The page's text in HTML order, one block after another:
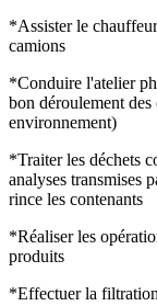
*Assister le
camions
*Conduire l'atelier
bon déroulement des
environnement)
*Traiter les déchets
analyses transmises
rince les contenants
*Réaliser les
produits
*Effectuer la